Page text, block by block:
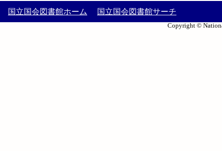
国立国会図書館ホーム 国立国会図書館サーチ
Copyright ©